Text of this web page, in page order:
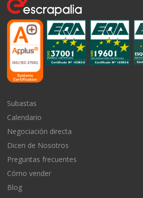
Subastas
Calendario
Negociación directa
Dicen de Nosotros
Preguntas frecuentes
Cómo vender
Blog